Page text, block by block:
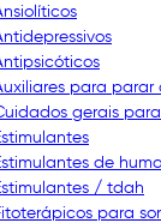
para parar
gerais
de
/ tdah
para